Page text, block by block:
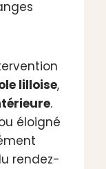
lilloise,
.
éloigné
rendez-